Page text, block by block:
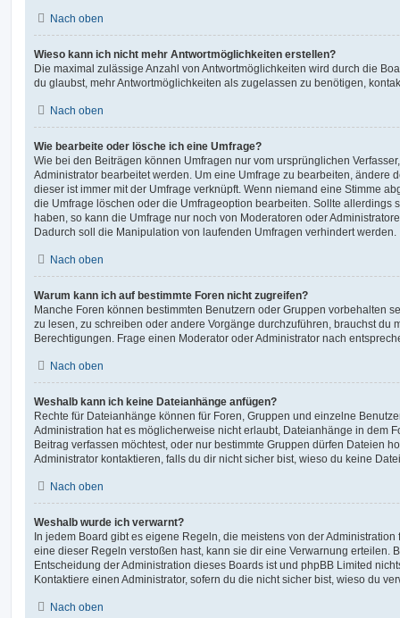
Nach oben
Wieso kann ich nicht mehr Antwortmöglichkeiten erstellen?
Die maximal zulässige Anzahl von Antwortmöglichkeiten wird durch die
du glaubst, mehr Antwortmöglichkeiten als zugelassen zu benötigen,
Nach oben
Wie bearbeite oder lösche ich eine Umfrage?
Wie bei den Beiträgen können Umfragen nur vom ursprünglichen
Administrator bearbeitet werden. Um eine Umfrage zu bearbeiten, ändere
dieser ist immer mit der Umfrage verknüpft. Wenn niemand eine Stimme
die Umfrage löschen oder die Umfrageoption bearbeiten. Sollte allerdings
haben, so kann die Umfrage nur noch von Moderatoren oder
Dadurch soll die Manipulation von laufenden Umfragen verhindert werden.
Nach oben
Warum kann ich auf bestimmte Foren nicht zugreifen?
Manche Foren können bestimmten Benutzern oder Gruppen vorbehalten
zu lesen, zu schreiben oder andere Vorgänge durchzuführen, brauchst du
Berechtigungen. Frage einen Moderator oder Administrator nach
Nach oben
Weshalb kann ich keine Dateianhänge anfügen?
Rechte für Dateianhänge können für Foren, Gruppen und einzelne
Administration hat es möglicherweise nicht erlaubt, Dateianhänge in dem
Beitrag verfassen möchtest, oder nur bestimmte Gruppen dürfen Dateien
Administrator kontaktieren, falls du dir nicht sicher bist, wieso du keine
Nach oben
Weshalb wurde ich verwarnt?
In jedem Board gibt es eigene Regeln, die meistens von der
eine dieser Regeln verstoßen hast, kann sie dir eine Verwarnung erteilen.
Entscheidung der Administration dieses Boards ist und phpBB Limited
Kontaktiere einen Administrator, sofern du die nicht sicher bist, wieso du
Nach oben